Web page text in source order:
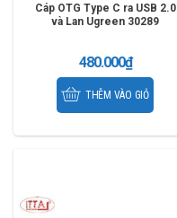
Cáp OTG Type C ra USB 2.0
và Lan Ugreen 30289
480.000₫
THÊM VÀO GIỎ